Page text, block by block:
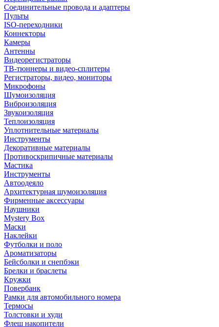
Соединительные провода и адаптеры
Пульты
ISO-переходники
Коннекторы
Камеры
Антенны
Видеорегистраторы
ТВ-тюннеры и видео-сплитеры
Регистраторы, видео, мониторы
Микрофоны
Шумоизоляция
Виброизоляция
Звукоизоляция
Теплоизоляция
Уплотнительные материалы
Инструменты
Декоративные материалы
Противоскрипичные материалы
Мастика
Инструменты
Автоодеяло
Архитектурная шумоизоляция
Фирменные аксессуары
Наушники
Mystery Box
Маски
Наклейки
Футболки и поло
Ароматизаторы
Бейсболки и снепбэки
Брелки и браслеты
Кружки
Повербанк
Рамки для автомобильного номера
Термосы
Толстовки и худи
Флеш накопители